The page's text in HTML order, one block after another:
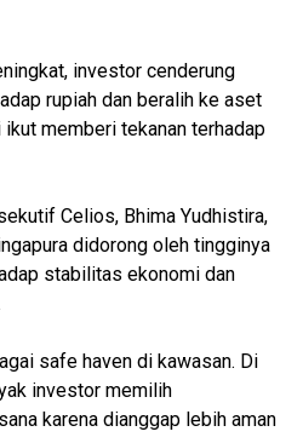
investor cenderung
rupiah dan beralih ke aset
memberi tekanan terhadap
Celios, Bhima Yudhistira,
didorong oleh tingginya
stabilitas ekonomi dan
safe haven di kawasan. Di
investor memilih
karena dianggap lebih aman